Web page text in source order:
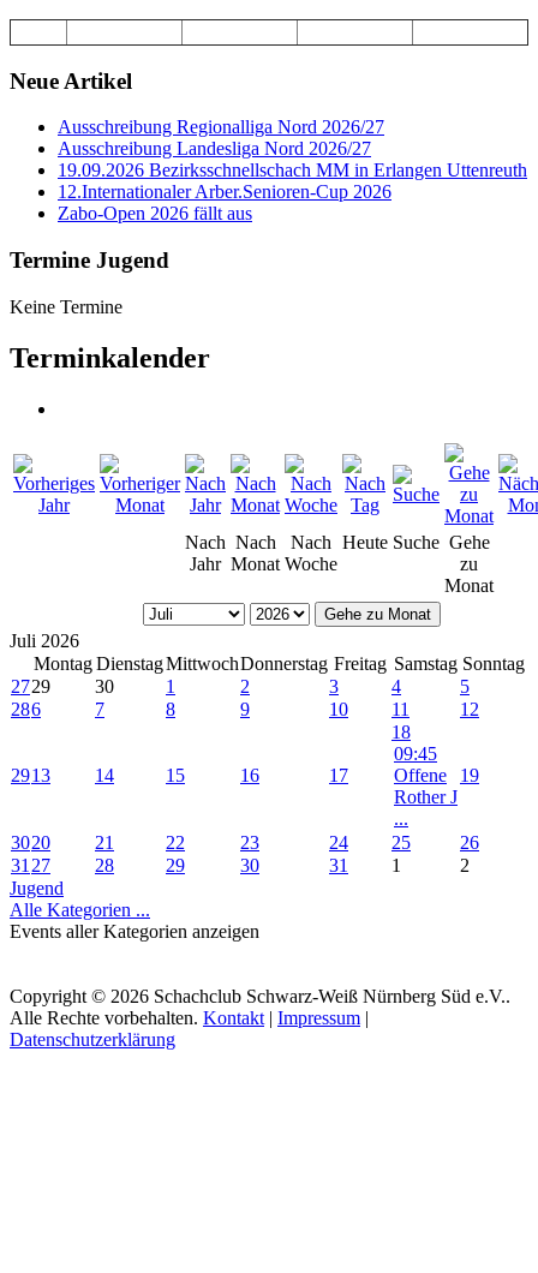
Neue Artikel
Ausschreibung Regionalliga Nord 2026/27
Ausschreibung Landesliga Nord 2026/27
19.09.2026 Bezirksschnellschach MM in Erlangen Uttenreuth
12.Internationaler Arber.Senioren-Cup 2026
Zabo-Open 2026 fällt aus
Termine Jugend
Keine Termine
Terminkalender
Nach
Jahr
Nach
Monat
Nach
Woche
Heute Suche Gehe
zu
Monat
Gehe zu Monat
Juli 2026
Montag DienstagMittwochDonnerstag Freitag Samstag Sonntag
2729 30 1 2 3 4
5
286 7 8 9 10 11 12
2913 14 15 16 17
18
09:45
Offene
Rother J
...
19
3020 21 22 23 24 25
26
31 27 28 29 30 31 1
2
Jugend
Alle Kategorien ...
Events aller Kategorien anzeigen
Copyright © 2026 Schachclub Schwarz-Weiß Nürnberg Süd e.V..
Alle Rechte vorbehalten. Kontakt | Impressum |
Datenschutzerklärung